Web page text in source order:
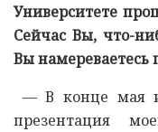
Университете
Сейчас Вы, что-
Вы намереваетесь
— В конце мая
презентация